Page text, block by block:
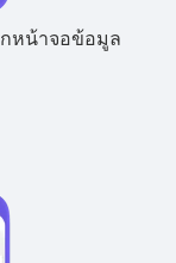
กหน้าจอข้อมูล